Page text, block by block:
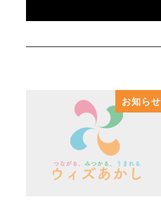
お知らせ